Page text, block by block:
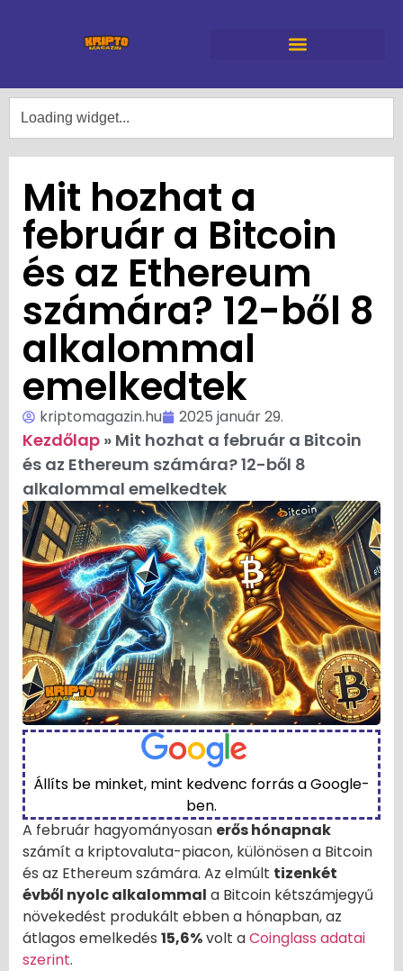
Mit hozhat a
február a Bitcoin
és az Ethereum
számára? 12-ből 8
alkalommal
emelkedtek
kriptomagazin.hu 2025 január 29.
Kezdőlap » Mit hozhat a február a Bitcoin
és az Ethereum számára? 12-ből 8
alkalommal emelkedtek
Állíts be minket, mint kedvenc forrás a Google-
ben.
A február hagyományosan erős hónapnak
számít a kriptovaluta-piacon, különösen a Bitcoin
és az Ethereum számára. Az elmúlt tizenkét
évből nyolc alkalommal a Bitcoin kétszámjegyű
növekedést produkált ebben a hónapban, az
átlagos emelkedés 15,6%volt aCoinglass adatai
szerint.